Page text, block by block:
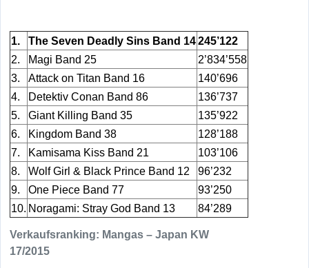
Verkaufsranking: Mangas – Japan KW
17/2015
1. The Seven Deadly Sins Band 14245’122
2.
Magi Band 25
2’834’558
3.
Attack on Titan Band 16
140’696
4.
Detektiv Conan Band 86
136’737
5.
Giant Killing Band 35
135’922
6.
Kingdom Band 38
128’188
7.
Kamisama Kiss Band 21
103’106
8.
Wolf Girl & Black Prince Band 12
96’232
9.
One Piece Band 77
93’250
10. Noragami: Stray God Band 13 84’289